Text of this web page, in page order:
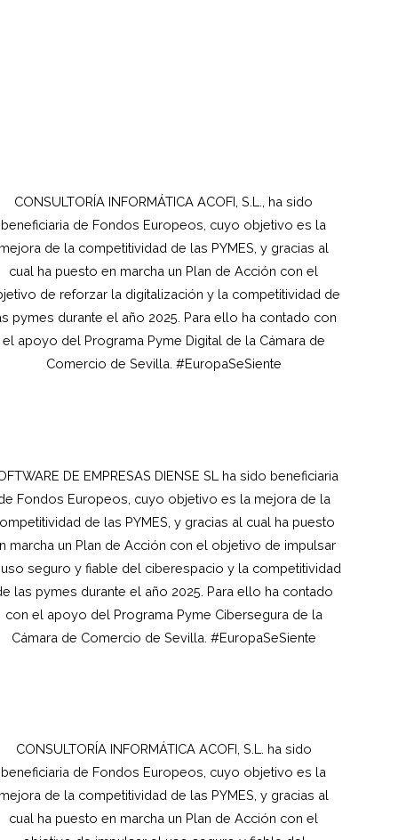
CONSULTORÍA INFORMÁTICA ACOFI, S.L., ha sido
beneficiaria de Fondos Europeos, cuyo objetivo es la
de la competitividad de las PYMES, y gracias al
cual ha puesto en marcha un Plan de Acción con el
de reforzar la digitalización y la competitividad de
pymes durante el año 2025. Para ello ha contado con
el apoyo del Programa Pyme Digital de la Cámara de
Comercio de Sevilla. #EuropaSeSiente
DE EMPRESAS DIENSE SL ha sido beneficiaria
Fondos Europeos, cuyo objetivo es la mejora de la
de las PYMES, y gracias al cual ha puesto
marcha un Plan de Acción con el objetivo de impulsar
seguro y fiable del ciberespacio y la competitividad
las pymes durante el año 2025. Para ello ha contado
con el apoyo del Programa Pyme Cibersegura de la
Cámara de Comercio de Sevilla. #EuropaSeSiente
CONSULTORÍA INFORMÁTICA ACOFI, S.L. ha sido
beneficiaria de Fondos Europeos, cuyo objetivo es la
de la competitividad de las PYMES, y gracias al
cual ha puesto en marcha un Plan de Acción con el